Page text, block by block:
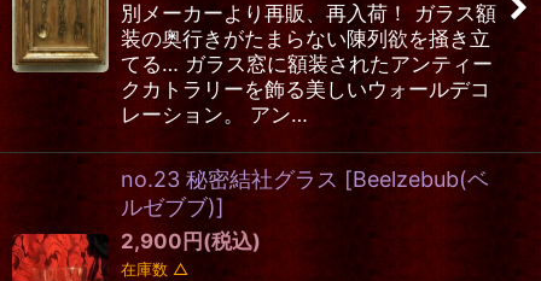
別メーカーより再販、再入荷！ ガラス額
装の奥行きがたまらない陳列欲を掻き立
てる… ガラス窓に額装されたアンティー
クカトラリーを飾る美しいウォールデコ
レーション。 アン…
no.23 秘密結社グラス [Beelzebub(ベ
ルゼブブ)]
2,900 円 (税込)
在庫数 △